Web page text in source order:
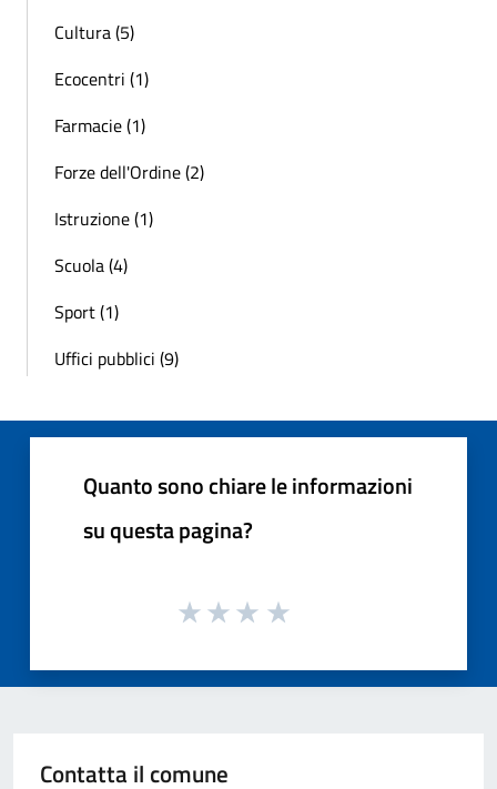
Cultura (5)
Ecocentri (1)
Farmacie (1)
Forze dell'Ordine (2)
Istruzione (1)
Scuola (4)
Sport (1)
Uffici pubblici (9)
Quanto sono chiare le informazioni
su questa pagina?
Contatta il comune